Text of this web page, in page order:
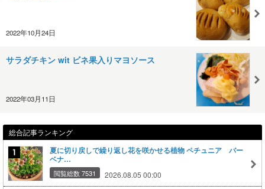
2022年10月24日
サラダチキン wit ビネ果入りマヨソース
2022年03月11日
総合記事ランキング
夏に切り戻しで繰り返し花を咲かせる植物 ペチュニア バー
ベナ…
閲覧総数 7531 2026.08.05 00:00